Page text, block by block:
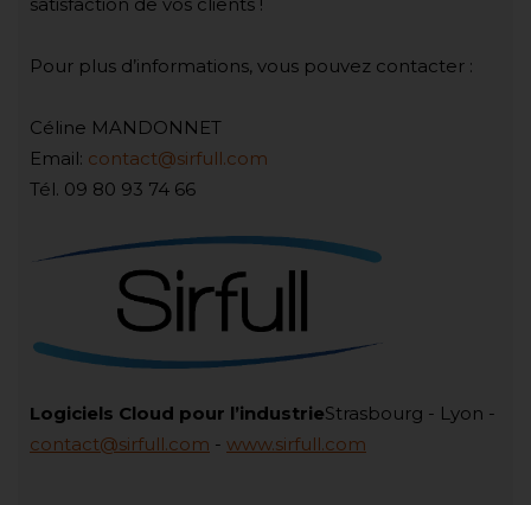
Pour plus d’informations, vous pouvez contacter :
Céline MANDONNET
Email: contact@sirfull.com
Tél. 09 80 93 74 66
Logiciels Cloud pour l’industrieStrasbourg - Lyon -
contact@sirfull.com - www.sirfull.com